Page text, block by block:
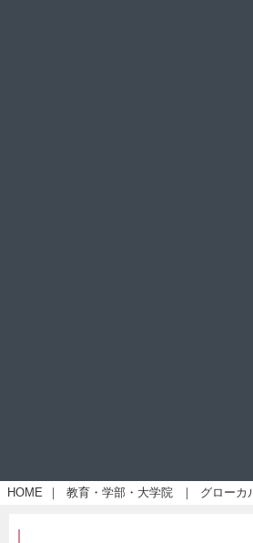
HOME ｜ 教育・学部・大学院 ｜ グローカ